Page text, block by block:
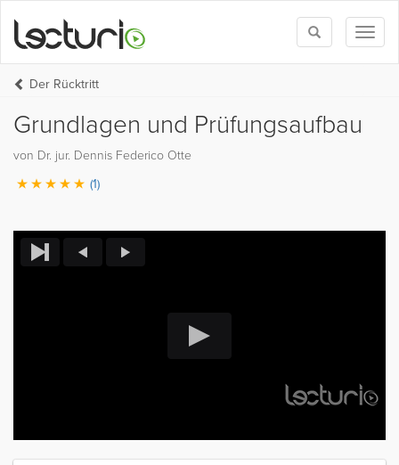
Toggle
search
Der Rücktritt
Grundlagen und Prüfungsaufbau
von Dr. jur. Dennis Federico Otte
(1)